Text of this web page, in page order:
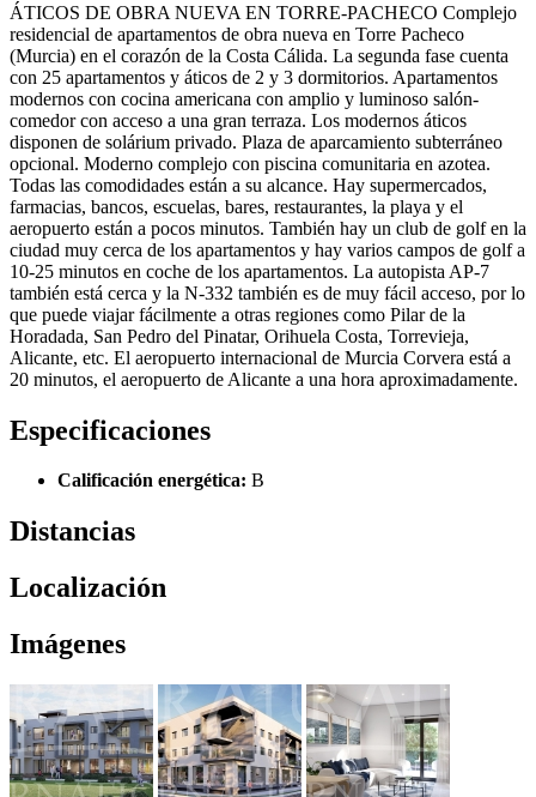
ÁTICOS DE OBRA NUEVA EN TORRE-PACHECO Complejo
residencial de apartamentos de obra nueva en Torre Pacheco
(Murcia) en el corazón de la Costa Cálida. La segunda fase cuenta
con 25 apartamentos y áticos de 2 y 3 dormitorios. Apartamentos
modernos con cocina americana con amplio y luminoso salón-
comedor con acceso a una gran terraza. Los modernos áticos
disponen de solárium privado. Plaza de aparcamiento subterráneo
opcional. Moderno complejo con piscina comunitaria en azotea.
Todas las comodidades están a su alcance. Hay supermercados,
farmacias, bancos, escuelas, bares, restaurantes, la playa y el
aeropuerto están a pocos minutos. También hay un club de golf en la
ciudad muy cerca de los apartamentos y hay varios campos de golf a
10-25 minutos en coche de los apartamentos. La autopista AP-7
también está cerca y la N-332 también es de muy fácil acceso, por lo
que puede viajar fácilmente a otras regiones como Pilar de la
Horadada, San Pedro del Pinatar, Orihuela Costa, Torrevieja,
Alicante, etc. El aeropuerto internacional de Murcia Corvera está a
20 minutos, el aeropuerto de Alicante a una hora aproximadamente.
Especificaciones
Calificación energética: B
Distancias
Localización
Imágenes